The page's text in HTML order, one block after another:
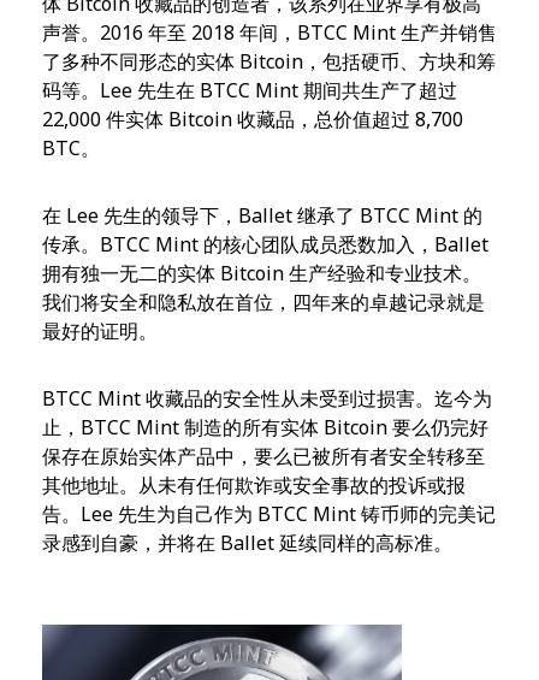
声誉。2016 年至 2018 年间，BTCC Mint 生产并销售
了多种不同形态的实体 Bitcoin，包括硬币、方块和筹
码等。Lee 先生在 BTCC Mint 期间共生产了超过
22,000 件实体 Bitcoin 收藏品，总价值超过 8,700
BTC。
在 Lee 先生的领导下，Ballet 继承了 BTCC Mint 的
传承。BTCC Mint 的核心团队成员悉数加入，Ballet
拥有独一无二的实体 Bitcoin 生产经验和专业技术。
我们将安全和隐私放在首位，四年来的卓越记录就是
最好的证明。
BTCC Mint 收藏品的安全性从未受到过损害。迄今为
止，BTCC Mint 制造的所有实体 Bitcoin 要么仍完好
保存在原始实体产品中，要么已被所有者安全转移至
其他地址。从未有任何欺诈或安全事故的投诉或报
告。Lee 先生为自己作为 BTCC Mint 铸币师的完美记
录感到自豪，并将在 Ballet 延续同样的高标准。